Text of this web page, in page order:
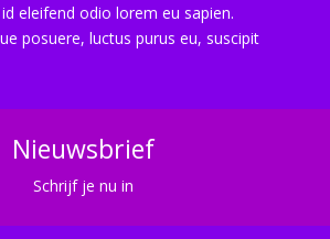
eleifend odio lorem eu sapien.
posuere, luctus purus eu, suscipit
Nieuwsbrief
Schrijf je nu in